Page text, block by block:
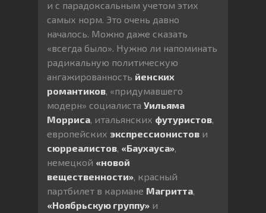
и с парадоксальным учетом этих
самых норм. Это очень давно
началось. Можно даже сказать
«всегда было». Нужно ли напоминать
радикальную политическую
ангажированность йенских
романтиков, «придумавшего
модерн» социалиста Уильяма
Морриса, итальянских футуристов,
европейских экспрессионистов и
сюрреалистов, «Баухауса»,
немецкой «новой
вещественности», красный
партбилет в кармане Магритта,
«Ноябрьскую группу» и